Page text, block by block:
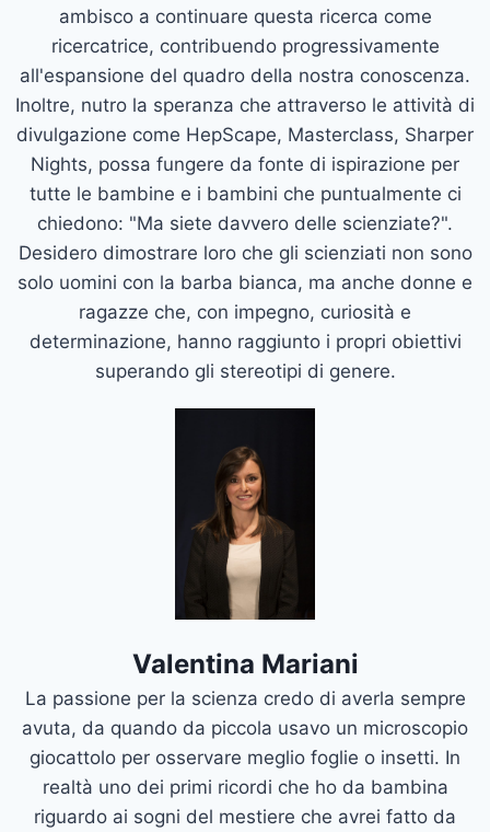
ambisco a continuare questa ricerca come
ricercatrice, contribuendo progressivamente
all'espansione del quadro della nostra conoscenza.
Inoltre, nutro la speranza che attraverso le attività di
divulgazione come HepScape, Masterclass, Sharper
Nights, possa fungere da fonte di ispirazione per
tutte le bambine e i bambini che puntualmente ci
chiedono: "Ma siete davvero delle scienziate?".
Desidero dimostrare loro che gli scienziati non sono
solo uomini con la barba bianca, ma anche donne e
ragazze che, con impegno, curiosità e
determinazione, hanno raggiunto i propri obiettivi
superando gli stereotipi di genere.
Valentina Mariani
La passione per la scienza credo di averla sempre
avuta, da quando da piccola usavo un microscopio
giocattolo per osservare meglio foglie o insetti. In
realtà uno dei primi ricordi che ho da bambina
riguardo ai sogni del mestiere che avrei fatto da